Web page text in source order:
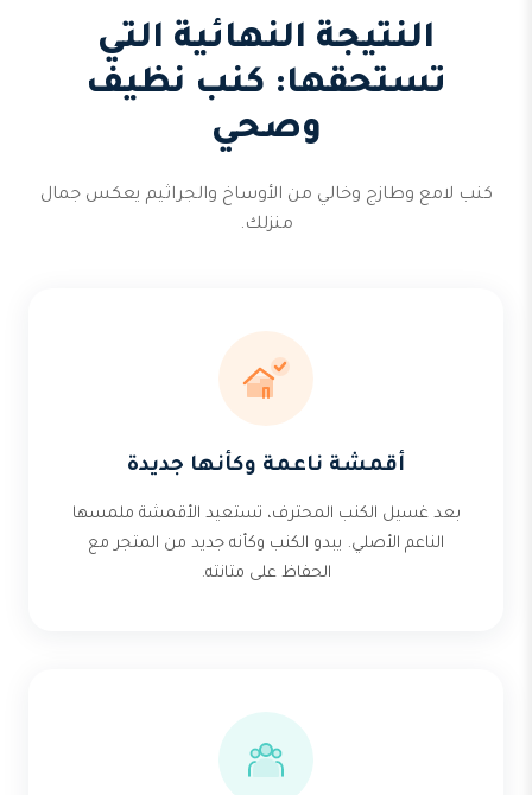
النتيجة النهائية التي
تستحقها: كنب نظيف
وصحي
كنب لامع وطازج وخالي من الأوساخ والجراثيم يعكس جمال
منزلك.
أقمشة ناعمة وكأنها جديدة
بعد غسيل الكنب المحترف، تستعيد الأقمشة ملمسها
الناعم الأصلي. يبدو الكنب وكأنه جديد من المتجر مع
الحفاظ على متانته.